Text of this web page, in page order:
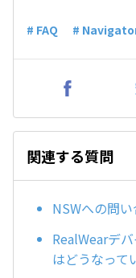
# FAQ #
関連する質問
NSWへの問
RealWearデ
はどうなって